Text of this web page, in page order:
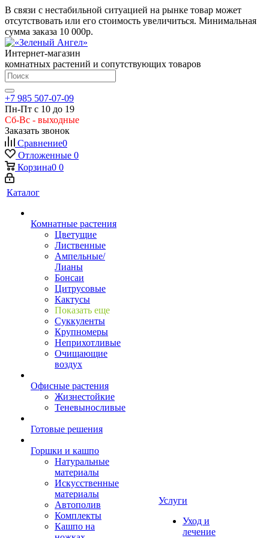
В связи с нестабильной ситуацией на рынке товар может
отсутствовать или его стоимость увеличиться. Минимальная
сумма заказа 10 000р.
Интернет-магазин
комнатных растений и сопутствующих товаров
+7 985 507-07-09
Пн-Пт с 10 до 19
Сб-Вс - выходные
Заказать звонок
Сравнение0
Отложенные 0
Корзина0 0
Каталог
Комнатные растения
Цветущие
Лиственные
Ампельные/
Лианы
Бонсаи
Цитрусовые
Кактусы
Показать еще
Суккуленты
Крупномеры
Неприхотливые
Очищающие
воздух
Офисные растения
Жизнестойкие
Теневыносливые
Готовые решения
Горшки и кашпо
Натуральные
материалы
Искусственные
материалы
Автополив
Комплекты
Кашпо на
Услуги
Уход и
лечение